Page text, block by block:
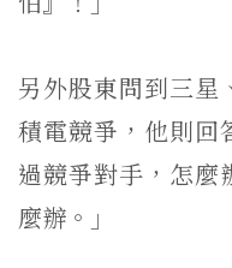
另外股東問到三星
積電競爭，他則回
過競爭對手，怎麼
麼辦。」